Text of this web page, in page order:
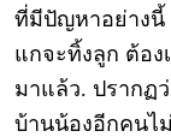
ที่มีปัญหาอย่างนี้
แกจะทิ้งลูก ต้อง
มาแล้ว. ปรากฏ
บ้านน้องอีกคนไ